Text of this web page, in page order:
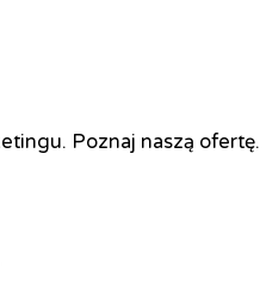
Poznaj naszą ofertę.